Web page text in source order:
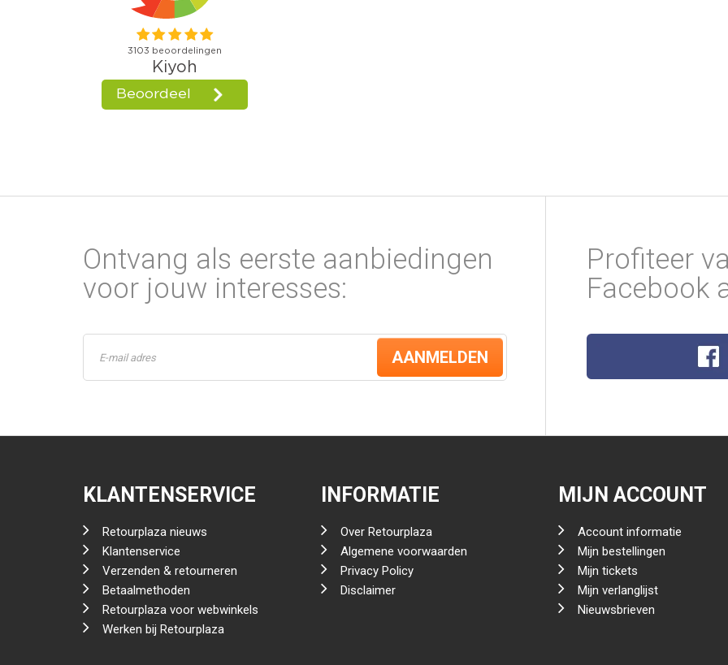
Ontvang als eerste aanbiedingen
voor jouw interesses:
AANMELDEN
Profiteer
Facebook
KLANTENSERVICE
Retourplaza nieuws
Klantenservice
Verzenden & retourneren
Betaalmethoden
Retourplaza voor webwinkels
Werken bij Retourplaza
INFORMATIE
Over Retourplaza
Algemene voorwaarden
Privacy Policy
Disclaimer
MIJN ACCOUNT
Account informatie
Mijn bestellingen
Mijn tickets
Mijn verlanglijst
Nieuwsbrieven